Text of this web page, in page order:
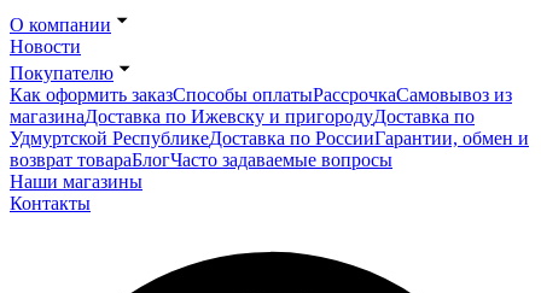
О компании
Новости
Покупателю
Как оформить заказСпособы оплатыРассрочкаСамовывоз из
магазинаДоставка по Ижевску и пригородуДоставка по
Удмуртской РеспубликеДоставка по РоссииГарантии, обмен и
возврат товараБлогЧасто задаваемые вопросы
Наши магазины
Контакты